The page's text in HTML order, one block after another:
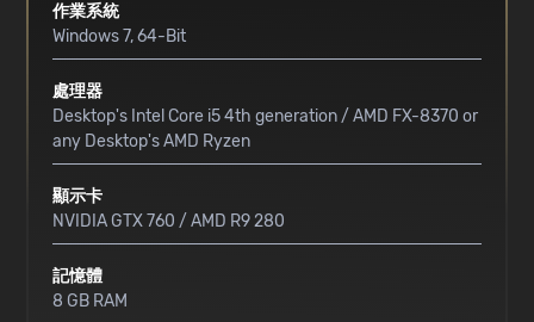
作業系統
Windows 7, 64-Bit
處理器
Desktop's Intel Core i5 4th generation / AMD FX-8370 or
any Desktop's AMD Ryzen
顯示卡
NVIDIA GTX 760 / AMD R9 280
記憶體
8 GB RAM